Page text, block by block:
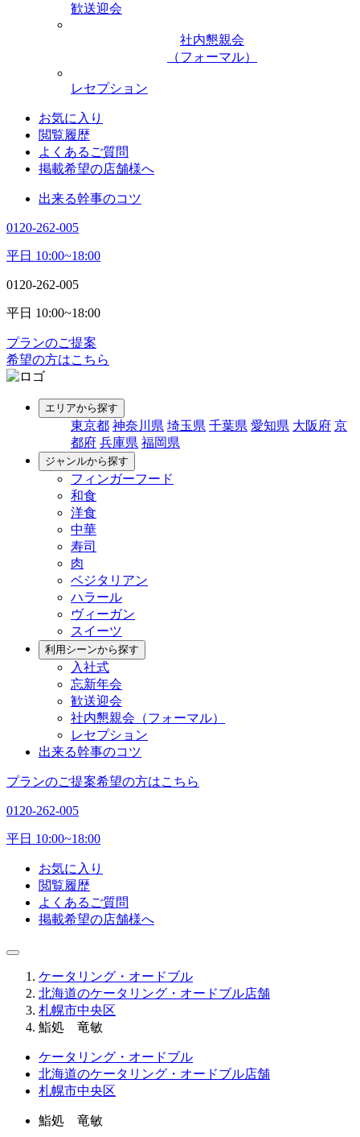
歓送迎会
社内懇親会
（フォーマル）
レセプション
お気に入り
閲覧履歴
よくあるご質問
掲載希望の店舗様へ
出来る幹事のコツ
0120-262-005
平日 10:00~18:00
0120-262-005
平日 10:00~18:00
プランのご提案
希望の方はこちら
エリアから探す
東京都 神奈川県 埼玉県 千葉県 愛知県 大阪府 京
都府 兵庫県 福岡県
ジャンルから探す
フィンガーフード
和食
洋食
中華
寿司
肉
ベジタリアン
ハラール
ヴィーガン
スイーツ
利用シーンから探す
入社式
忘新年会
歓送迎会
社内懇親会（フォーマル）
レセプション
出来る幹事のコツ
プランのご提案希望の方はこちら
0120-262-005
平日 10:00~18:00
お気に入り
閲覧履歴
よくあるご質問
掲載希望の店舗様へ
ケータリング・オードブル
北海道のケータリング・オードブル店舗
札幌市中央区
鮨処 竜敏
ケータリング・オードブル
北海道のケータリング・オードブル店舗
札幌市中央区
鮨処 竜敏